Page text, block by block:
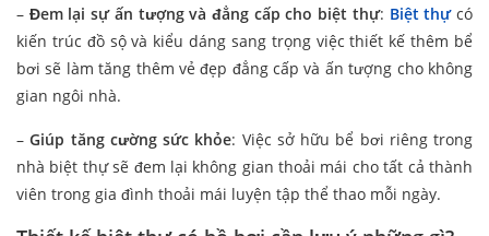
– Đem lại sự ấn tượng và đẳng cấp cho biệt thự: Biệt thựcó
kiến trúc đồ sộ và kiểu dáng sang trọng việc thiết kế thêm bể
bơi sẽ làm tăng thêm vẻ đẹp đẳng cấp và ấn tượng cho không
gian ngôi nhà.
–Giúp tăng cường sức khỏe: Việc sở hữu bể bơi riêng trong
nhà biệt thự sẽ đem lại không gian thoải mái cho tất cả thành
viên trong gia đình thoải mái luyện tập thể thao mỗi ngày.